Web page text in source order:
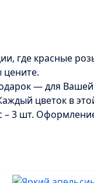
где красные
цените.
— для
цветок в
– 3 шт.